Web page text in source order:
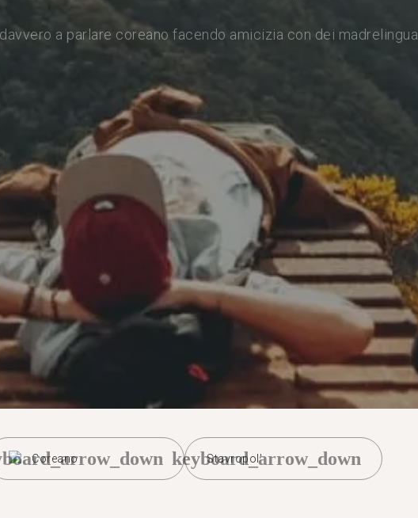
a parlare coreano facendo amicizia con dei madrelingua
Coreano Stavropol'
keyboard_arrow_down